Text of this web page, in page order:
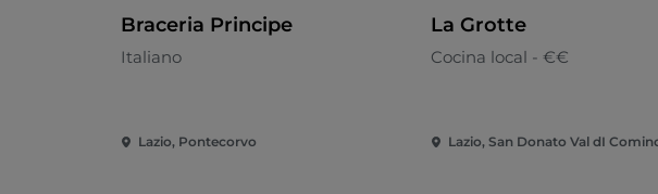
Braceria Principe
Italiano
Lazio, Pontecorvo
La Grotte
Cocina local - €€
Lazio, San Donato Val dI